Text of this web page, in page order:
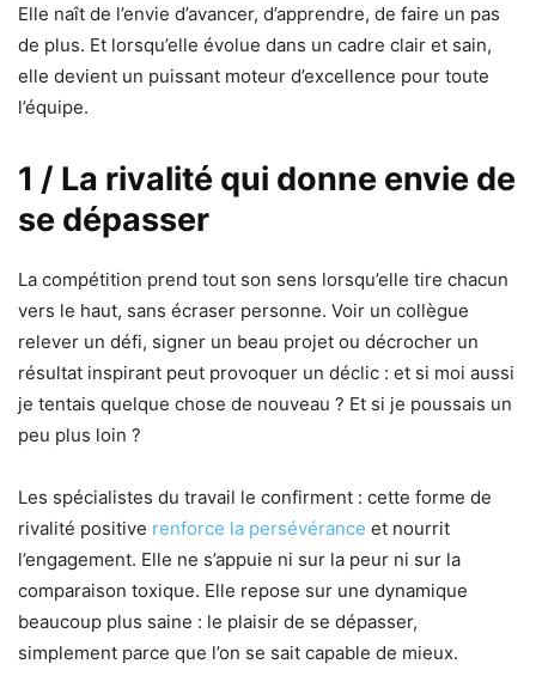
Elle naît de l’envie d’avancer, d’apprendre, de faire un pas
de plus. Et lorsqu’elle évolue dans un cadre clair et sain,
elle devient un puissant moteur d’excellence pour toute
l’équipe.
1 / La rivalité qui donne envie de
se dépasser
La compétition prend tout son sens lorsqu’elle tire chacun
vers le haut, sans écraser personne. Voir un collègue
relever un défi, signer un beau projet ou décrocher un
résultat inspirant peut provoquer un déclic : et si moi aussi
je tentais quelque chose de nouveau ? Et si je poussais un
peu plus loin ?
Les spécialistes du travail le confirment : cette forme de
rivalité positive renforce la persévérance et nourrit
l’engagement. Elle ne s’appuie ni sur la peur ni sur la
comparaison toxique. Elle repose sur une dynamique
beaucoup plus saine : le plaisir de se dépasser,
simplement parce que l’on se sait capable de mieux.